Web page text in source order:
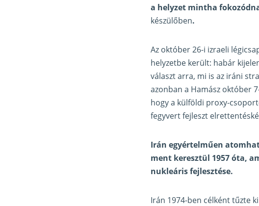
a helyzet mintha
készülőben.
Az október 26-i izraeli
helyzetbe került: habár
választ arra, mi is az iráni
azonban a Hamász október
hogy a külföldi proxy-
fegyvert fejleszt
Irán egyértelműen
ment keresztül 1957 óta,
nukleáris fejlesztése.
Irán 1974-ben célként tűzte